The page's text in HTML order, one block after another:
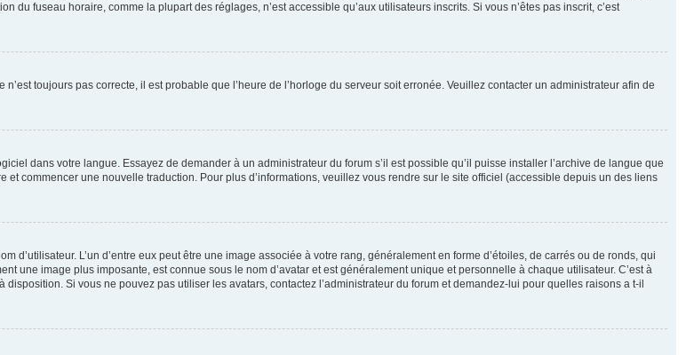
fuseau horaire, comme la plupart des réglages, n’est accessible qu’aux utilisateurs inscrits. Si vous n’êtes pas inscrit, c’est
toujours pas correcte, il est probable que l’heure de l’horloge du serveur soit erronée. Veuillez contacter un administrateur afin de
dans votre langue. Essayez de demander à un administrateur du forum s’il est possible qu’il puisse installer l’archive de langue que
commencer une nouvelle traduction. Pour plus d’informations, veuillez vous rendre sur le site officiel (accessible depuis un des liens
d’utilisateur. L’un d’entre eux peut être une image associée à votre rang, généralement en forme d’étoiles, de carrés ou de ronds, qui
une image plus imposante, est connue sous le nom d’avatar et est généralement unique et personnelle à chaque utilisateur. C’est à
Si vous ne pouvez pas utiliser les avatars, contactez l’administrateur du forum et demandez-lui pour quelles raisons a t-il